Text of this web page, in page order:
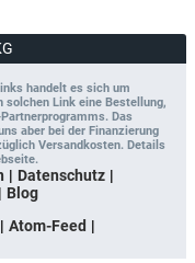
handelt es sich um
Link eine Bestellung,
Das
aber bei der Finanzierung
Versandkosten. Details
Datenschutz
Blog
Atom-Feed